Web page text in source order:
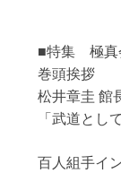
■特集 極真
巻頭挨拶
松井章圭 館
「武道とし
百人組手イ